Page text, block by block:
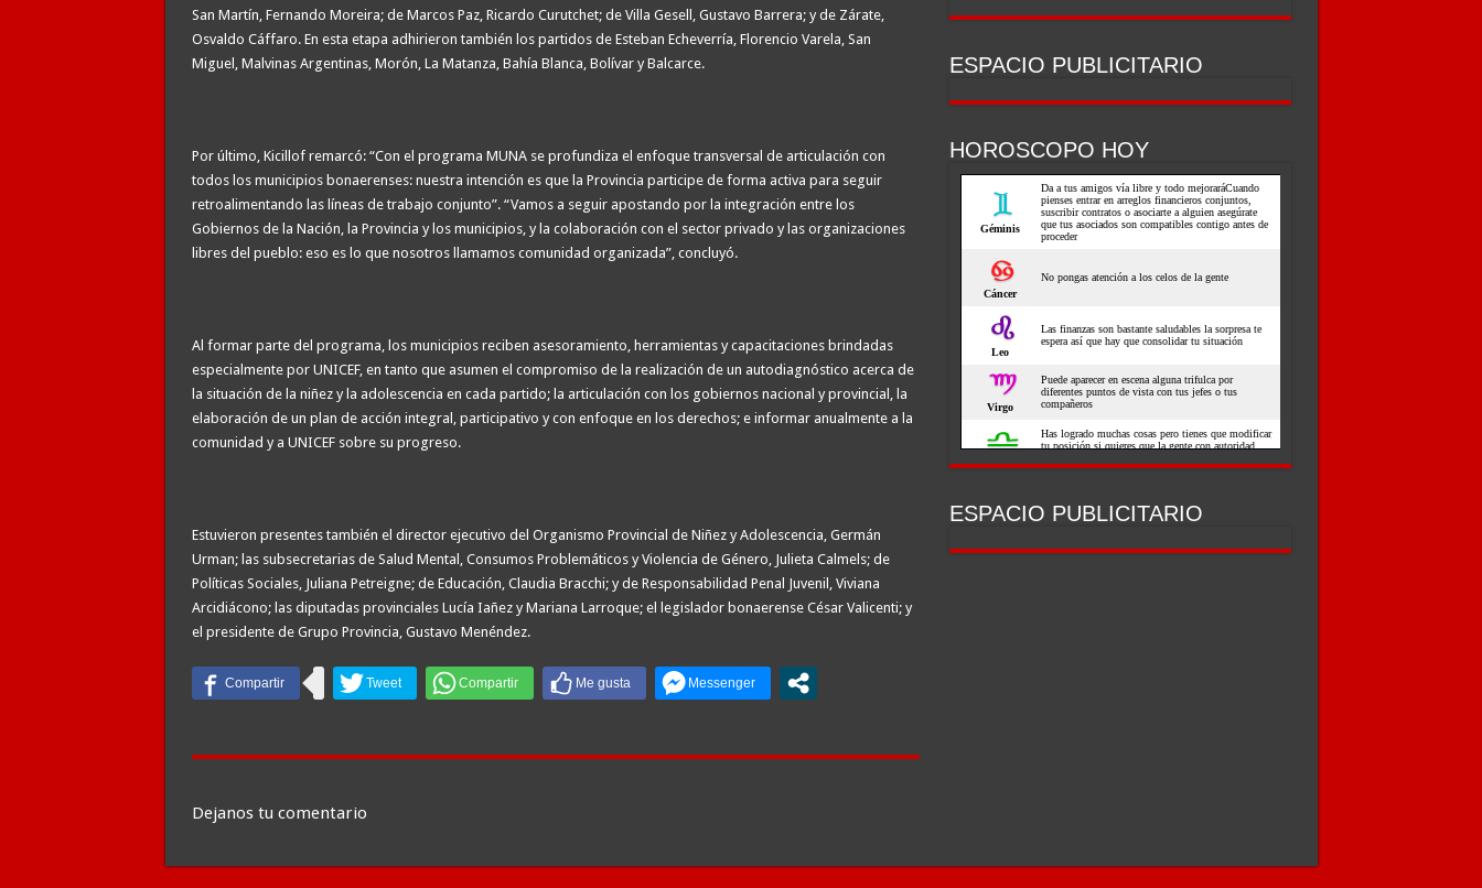
San Martín, Fernando Moreira; de Marcos Paz, Ricardo Curutchet; de Villa Gesell, Gustavo Barrera; y de Zárate,
Osvaldo Cáffaro. En esta etapa adhirieron también los partidos de Esteban Echeverría, Florencio Varela, San
Miguel, Malvinas Argentinas, Morón, La Matanza, Bahía Blanca, Bolívar y Balcarce.
Por último, Kicillof remarcó: “Con el programa MUNA se profundiza el enfoque transversal de articulación con
todos los municipios bonaerenses: nuestra intención es que la Provincia participe de forma activa para seguir
retroalimentando las líneas de trabajo conjunto”. “Vamos a seguir apostando por la integración entre los
Gobiernos de la Nación, la Provincia y los municipios, y la colaboración con el sector privado y las organizaciones
libres del pueblo: eso es lo que nosotros llamamos comunidad organizada”, concluyó.
Al formar parte del programa, los municipios reciben asesoramiento, herramientas y capacitaciones brindadas
especialmente por UNICEF, en tanto que asumen el compromiso de la realización de un autodiagnóstico acerca de
la situación de la niñez y la adolescencia en cada partido; la articulación con los gobiernos nacional y provincial, la
elaboración de un plan de acción integral, participativo y con enfoque en los derechos; e informar anualmente a la
comunidad y a UNICEF sobre su progreso.
Estuvieron presentes también el director ejecutivo del Organismo Provincial de Niñez y Adolescencia, Germán
Urman; las subsecretarias de Salud Mental, Consumos Problemáticos y Violencia de Género, Julieta Calmels; de
Políticas Sociales, Juliana Petreigne; de Educación, Claudia Bracchi; y de Responsabilidad Penal Juvenil, Viviana
Arcidiácono; las diputadas provinciales Lucía Iañez y Mariana Larroque; el legislador bonaerense César Valicenti; y
el presidente de Grupo Provincia, Gustavo Menéndez.
Dejanos tu comentario
ESPACIO PUBLICITARIO
HOROSCOPO HOY
ESPACIO PUBLICITARIO